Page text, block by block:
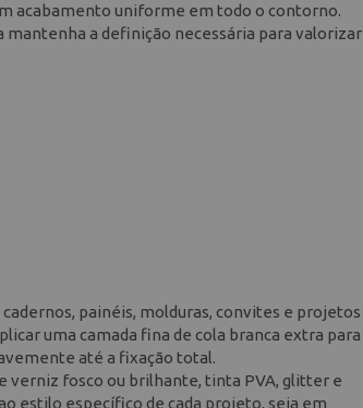
acabamento uniforme em todo o contorno.
mantenha a definição necessária para valorizar
painéis, molduras, convites e projetos
uma camada fina de cola branca extra para
até a fixação total.
verniz fosco ou brilhante, tinta PVA, glitter e
estilo específico de cada projeto, seja em